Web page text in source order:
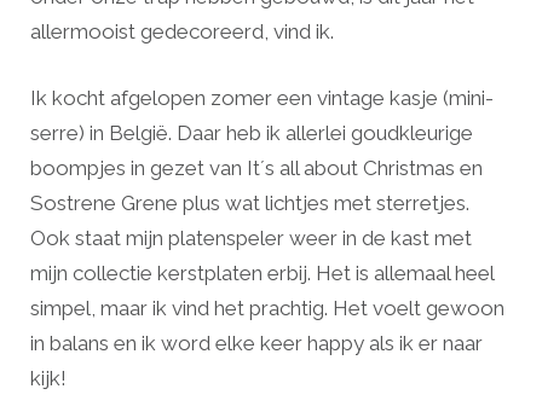
allermooist gedecoreerd, vind ik.
Ik kocht afgelopen zomer een vintage kasje (mini-
serre) in België. Daar heb ik allerlei goudkleurige
boompjes in gezet van It´s all about Christmas en
Sostrene Grene plus wat lichtjes met sterretjes.
Ook staat mijn platenspeler weer in de kast met
mijn collectie kerstplaten erbij. Het is allemaal heel
simpel, maar ik vind het prachtig. Het voelt gewoon
in balans en ik word elke keer happy als ik er naar
kijk!